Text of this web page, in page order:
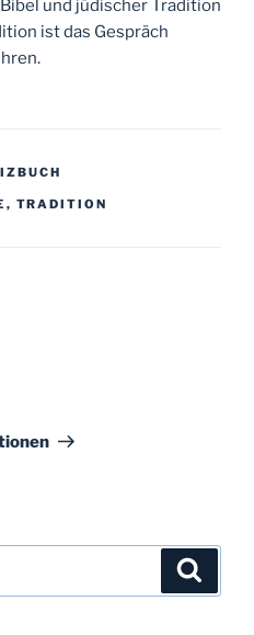
und jüdischer Tradition
ist das Gespräch
, TRADITION